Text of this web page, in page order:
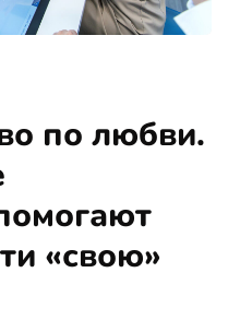
по любви.
«свою»